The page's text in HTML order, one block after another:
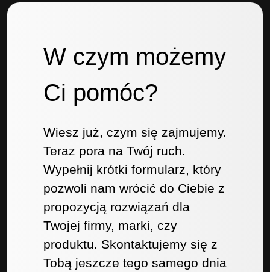
W czym możemy
Ci pomóc?
Wiesz już, czym się zajmujemy.
Teraz pora na Twój ruch.
Wypełnij krótki formularz, który
pozwoli nam wrócić do Ciebie z
propozycją rozwiązań dla
Twojej firmy, marki, czy
produktu. Skontaktujemy się z
Tobą jeszcze tego samego dnia